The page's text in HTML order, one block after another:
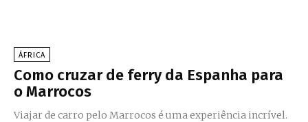
ÁFRICA
Como cruzar de ferry da Espanha para
o Marrocos
Viajar de carro pelo Marrocos é uma experiência incrível.